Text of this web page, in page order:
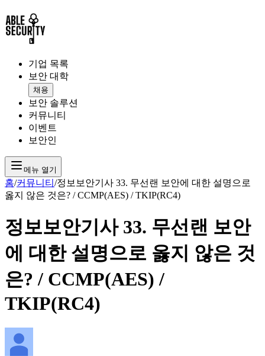
기업 목록
보안 대학
채용
보안 솔루션
커뮤니티
이벤트
보안인
메뉴 열기
홈/커뮤니티 /정보보안기사 33. 무선랜 보안에 대한 설명으로
옳지 않은 것은? / CCMP(AES) / TKIP(RC4)
정보보안기사 33. 무선랜 보안
에 대한 설명으로 옳지 않은 것
은? / CCMP(AES) /
TKIP(RC4)